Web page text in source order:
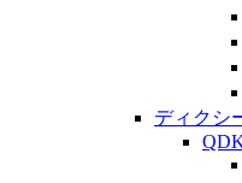
ディクシ